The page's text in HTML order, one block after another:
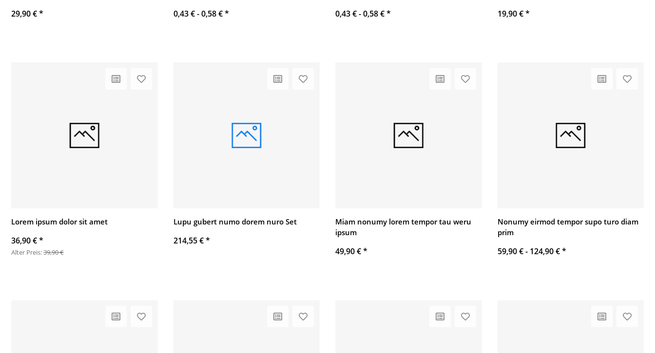
29,90 €* 0,43 € -0,58 €* 0,43 € -0,58 €* 19,90 €*
Lorem ipsum dolor sit amet
36,90 €*
Alter Preis:39,90 €
Lupu gubert numo dorem nuro Set
214,55 €*
Miam nonumy lorem tempor tau weru
ipsum
49,90 €*
Nonumy eirmod tempor supo turo diam
prim
59,90 € - 124,90 €*